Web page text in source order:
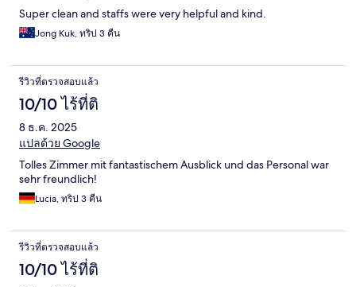
Super clean and staffs were very helpful and kind.
Jong Kuk, ทริป 3 คืน
รีวิวที่ตรวจสอบแล้ว
10/10 ไร้ที่ติ
8 ธ.ค. 2025
แปลด้วย Google
Tolles Zimmer mit fantastischem Ausblick und das Personal war
sehr freundlich!
Lucia, ทริป 3 คืน
รีวิวที่ตรวจสอบแล้ว
10/10 ไร้ที่ติ